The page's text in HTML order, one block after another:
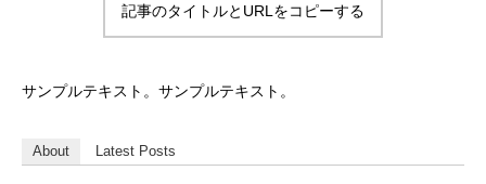
記事のタイトルとURLをコピーする
サンプルテキスト。サンプルテキスト。
About Latest Posts